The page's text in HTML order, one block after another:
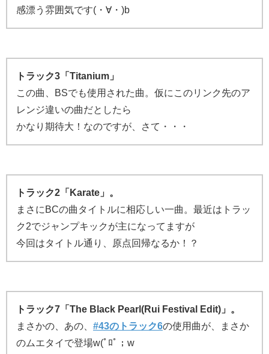
感漂う雰囲気です(・∀・)b
トラック3「Titanium」
この曲、BSでも使用された曲。仮にこのリンク先のア
レンジ違いの曲だとしたら
かなり期待大！なのですが、さて・・・
トラック2「Karate」。
まさにBCの曲タイトルに相応しい一曲。最近はトラッ
ク2でジャンプキックが主になってますが
今回はタイトル通り、原点回帰なるか！？
トラック7「The Black Pearl(Rui Festival Edit)」。
まさかの、あの、 #43のトラック6の使用曲が、まさか
のムエタイで登場w(ﾟﾛﾟ；w